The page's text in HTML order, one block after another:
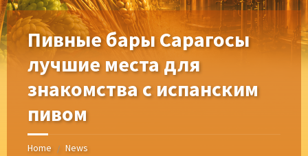
Пивные бары Сарагосы
лучшие места для
знакомства с испанским
пивом
Home / News